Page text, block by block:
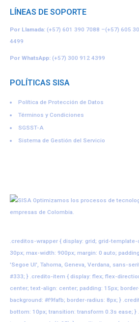
LÍNEAS DE SOPORTE
Por Llamada: (+57) 601 390 7088 –(+57) 605
4499
Por WhatsApp: (+57) 300 912 4399
POLÍTICAS SISA
Política de Protección de Datos
Términos y Condiciones
SGSST-A
Sistema de Gestión del Servicio
.creditos-wrapper { display: grid; grid-
30px; max-width: 900px; margin: 0 auto;
'Segoe UI', Tahoma, Geneva, Verdana, sans-
#333; } .credito-item { display: flex; flex-
center; text-align: center; padding: 15px;
background: #f9fafb; border-radius: 8px; }
bottom: 10px; transition: transform 0.3s ease;